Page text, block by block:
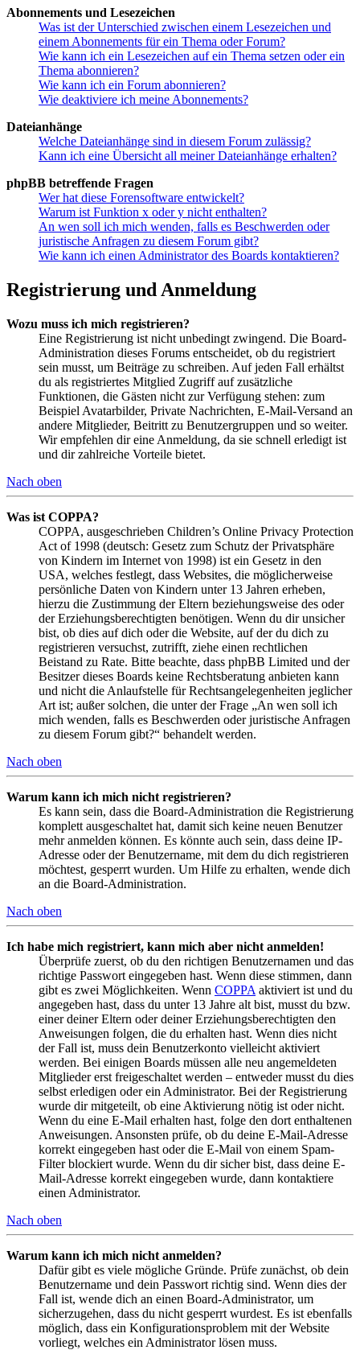
Abonnements und Lesezeichen
Was ist der Unterschied zwischen einem Lesezeichen und
einem Abonnements für ein Thema oder Forum?
Wie kann ich ein Lesezeichen auf ein Thema setzen oder ein
Thema abonnieren?
Wie kann ich ein Forum abonnieren?
Wie deaktiviere ich meine Abonnements?
Dateianhänge
Welche Dateianhänge sind in diesem Forum zulässig?
Kann ich eine Übersicht all meiner Dateianhänge erhalten?
phpBB betreffende Fragen
Wer hat diese Forensoftware entwickelt?
Warum ist Funktion x oder y nicht enthalten?
An wen soll ich mich wenden, falls es Beschwerden oder
juristische Anfragen zu diesem Forum gibt?
Wie kann ich einen Administrator des Boards kontaktieren?
Registrierung und Anmeldung
Wozu muss ich mich registrieren?
Eine Registrierung ist nicht unbedingt zwingend. Die Board-
Administration dieses Forums entscheidet, ob du registriert
sein musst, um Beiträge zu schreiben. Auf jeden Fall erhältst
du als registriertes Mitglied Zugriff auf zusätzliche
Funktionen, die Gästen nicht zur Verfügung stehen: zum
Beispiel Avatarbilder, Private Nachrichten, E-Mail-Versand an
andere Mitglieder, Beitritt zu Benutzergruppen und so weiter.
Wir empfehlen dir eine Anmeldung, da sie schnell erledigt ist
und dir zahlreiche Vorteile bietet.
Nach oben
Was ist COPPA?
COPPA, ausgeschrieben Children’s Online Privacy Protection
Act of 1998 (deutsch: Gesetz zum Schutz der Privatsphäre
von Kindern im Internet von 1998) ist ein Gesetz in den
USA, welches festlegt, dass Websites, die möglicherweise
persönliche Daten von Kindern unter 13 Jahren erheben,
hierzu die Zustimmung der Eltern beziehungsweise des oder
der Erziehungsberechtigten benötigen. Wenn du dir unsicher
bist, ob dies auf dich oder die Website, auf der du dich zu
registrieren versuchst, zutrifft, ziehe einen rechtlichen
Beistand zu Rate. Bitte beachte, dass phpBB Limited und der
Besitzer dieses Boards keine Rechtsberatung anbieten kann
und nicht die Anlaufstelle für Rechtsangelegenheiten jeglicher
Art ist; außer solchen, die unter der Frage „An wen soll ich
mich wenden, falls es Beschwerden oder juristische Anfragen
zu diesem Forum gibt?“ behandelt werden.
Nach oben
Warum kann ich mich nicht registrieren?
Es kann sein, dass die Board-Administration die Registrierung
komplett ausgeschaltet hat, damit sich keine neuen Benutzer
mehr anmelden können. Es könnte auch sein, dass deine IP-
Adresse oder der Benutzername, mit dem du dich registrieren
möchtest, gesperrt wurden. Um Hilfe zu erhalten, wende dich
an die Board-Administration.
Nach oben
Ich habe mich registriert, kann mich aber nicht anmelden!
Überprüfe zuerst, ob du den richtigen Benutzernamen und das
richtige Passwort eingegeben hast. Wenn diese stimmen, dann
gibt es zwei Möglichkeiten. Wenn COPPA aktiviert ist und du
angegeben hast, dass du unter 13 Jahre alt bist, musst du bzw.
einer deiner Eltern oder deiner Erziehungsberechtigten den
Anweisungen folgen, die du erhalten hast. Wenn dies nicht
der Fall ist, muss dein Benutzerkonto vielleicht aktiviert
werden. Bei einigen Boards müssen alle neu angemeldeten
Mitglieder erst freigeschaltet werden – entweder musst du dies
selbst erledigen oder ein Administrator. Bei der Registrierung
wurde dir mitgeteilt, ob eine Aktivierung nötig ist oder nicht.
Wenn du eine E-Mail erhalten hast, folge den dort enthaltenen
Anweisungen. Ansonsten prüfe, ob du deine E-Mail-Adresse
korrekt eingegeben hast oder die E-Mail von einem Spam-
Filter blockiert wurde. Wenn du dir sicher bist, dass deine E-
Mail-Adresse korrekt eingegeben wurde, dann kontaktiere
einen Administrator.
Nach oben
Warum kann ich mich nicht anmelden?
Dafür gibt es viele mögliche Gründe. Prüfe zunächst, ob dein
Benutzername und dein Passwort richtig sind. Wenn dies der
Fall ist, wende dich an einen Board-Administrator, um
sicherzugehen, dass du nicht gesperrt wurdest. Es ist ebenfalls
möglich, dass ein Konfigurationsproblem mit der Website
vorliegt, welches ein Administrator lösen muss.